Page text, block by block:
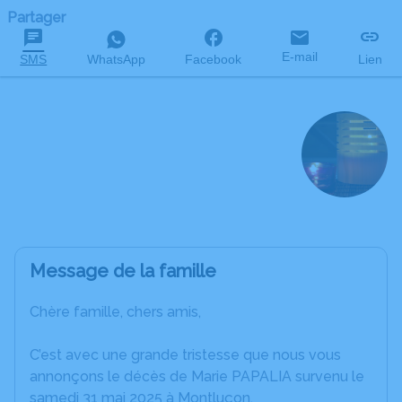
Partager
SMS WhatsApp Facebook E-mail Lien
Message de la famille
Chère famille, chers amis,
C’est avec une grande tristesse que nous vous
annonçons le décès de Marie PAPALIA survenu le
samedi 31 mai 2025 à Montluçon.